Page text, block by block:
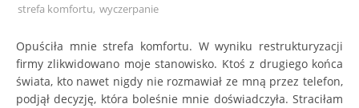
strefa komfortu, wyczerpanie
Opuściła mnie strefa komfortu. W wyniku restrukturyzacji
firmy zlikwidowano moje stanowisko. Ktoś z drugiego końca
świata, kto nawet nigdy nie rozmawiał ze mną przez telefon,
podjął decyzję, która boleśnie mnie doświadczyła. Straciłam